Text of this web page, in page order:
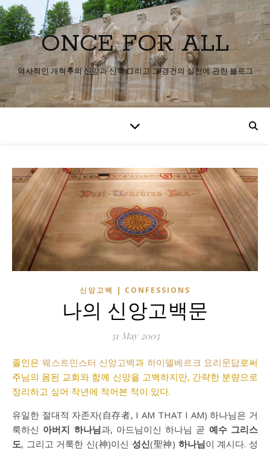
ONCE FOR ALL
역사적인 개혁주의 신앙과 신학 그리고 그 경건의 실천에 관한 블로그
신앙고백 | CONFESSIONS
나의 신앙고백문
31 May 2003
졸인은 웨스트민스터 신앙고백과 하이델베르크 요리문답로써
주님의 몸된 교회와 함께 신앙을 고백하지만, 간략한 분량으로
정리하고 싶어 작년에 적어본 적이 있다.
유일한 절대적 자존자(自存者, I AM THAT I AM) 하나님은 거
룩하신 아버지 하나님과, 아드님이신 하나님 곧 예수 그리스
도, 그리고 거룩한 신(神)이신 성신(聖神) 하나님이 계시다. 성